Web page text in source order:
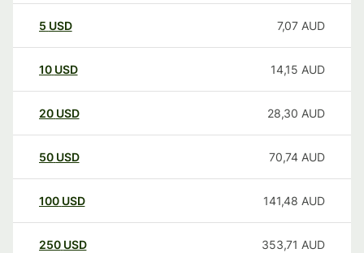
5 USD 7,07 AUD
10 USD 14,15 AUD
20 USD 28,30 AUD
50 USD 70,74 AUD
100 USD 141,48 AUD
250 USD 353,71 AUD